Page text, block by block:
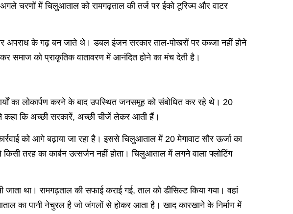
चरणों में चिलुआताल को रामगढ़ताल की तर्ज पर ईको टूरिज्म और वाटर
और अपराध के गढ़ बन जाते थे। डबल इंजन सरकार ताल-पोखरों पर कब्जा नहीं होने
समाज को प्राकृतिक वातावरण में आनंदित होने का मंच देती है।
का लोकार्पण करने के बाद उपस्थित जनसमूह को संबोधित कर रहे थे। 20
कहा कि अच्छी सरकारें, अच्छी चीजें लेकर आती हैं।
को आगे बढ़ाया जा रहा है। इससे चिलुआताल में 20 मेगावाट सौर ऊर्जा का
तरह का कार्बन उत्सर्जन नहीं होता। चिलुआताल में लगने वाला फ्लोटिंग
था। रामगढ़ताल की सफाई कराई गई, ताल को डीसिल्ट किया गया। वहां
का पानी नेचुरल है जो जंगलों से होकर आता है। खाद कारखाने के निर्माण में